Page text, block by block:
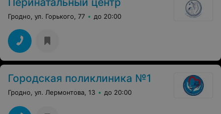
Гродно, ул. Горького, 77 до 20:00
Городская поликлиника №1
Гродно, ул. Лермонтова, 13 до 20:00